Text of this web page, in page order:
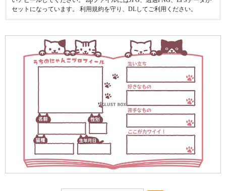
セットになっています。 利用規約を守り、DLしてご利用ください。